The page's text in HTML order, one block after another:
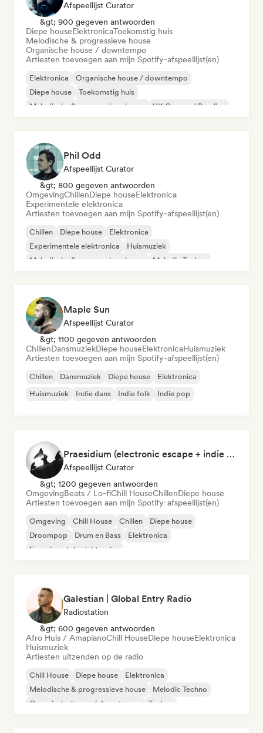
Afspeellijst Curator
&gt; 900 gegeven antwoorden
Diepe houseElektronicaToekomstig huis
Melodische & progressieve house
Organische house / downtempo
Artiesten toevoegen aan mijn Spotify-afspeellijst(en)
Elektronica
Organische house / downtempo
Diepe house
Toekomstig huis
Melodische & progressieve house
UK Garage / Bassline
Phil Odd
Afspeellijst Curator
&gt; 800 gegeven antwoorden
OmgevingChillenDiepe houseElektronica
Experimentele elektronica
Artiesten toevoegen aan mijn Spotify-afspeellijst(en)
Chillen Diepe house
Elektronica
Experimentele elektronica
Huismuziek
Melodische & progressieve house
Melodic Techno
Maple Sun
Afspeellijst Curator
&gt; 1100 gegeven antwoorden
ChillenDansmuziekDiepe houseElektronicaHuismuziek
Artiesten toevoegen aan mijn Spotify-afspeellijst(en)
Chillen Dansmuziek Diepe house
Elektronica
Huismuziek
Indie dans Indie folk Indie pop
Praesidium (electronic escape + indie electronic + sad songs for doomers)
Afspeellijst Curator
&gt; 1200 gegeven antwoorden
OmgevingBeats / Lo-fiChill HouseChillenDiepe house
Artiesten toevoegen aan mijn Spotify-afspeellijst(en)
Omgeving Chill House Chillen
Diepe house
Droompop
Drum en Bass
Elektronica
Experimentele elektronica
Galestian | Global Entry Radio
Radiostation
&gt; 600 gegeven antwoorden
Afro Huis / AmapianoChill HouseDiepe houseElektronica
Huismuziek
Artiesten uitzenden op de radio
Chill House Diepe house
Elektronica
Melodische & progressieve house
Melodic Techno
Organische house / downtempo
Techno